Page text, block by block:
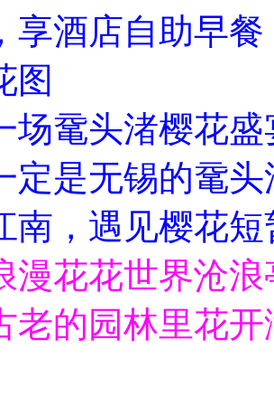
享酒店自助早
图
场鼋头渚樱花
定是无锡的鼋
南，遇见樱花
漫花花世界沧
老的园林里花